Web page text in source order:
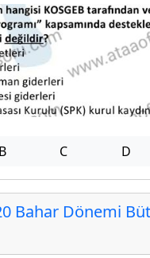
B C D
Bahar Dönemi